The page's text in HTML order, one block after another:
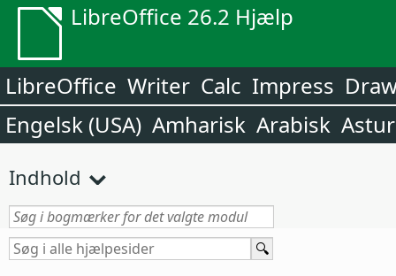
LibreOffice 26.2 Hjælp
LibreOffice Writer Calc Impress
Engelsk (USA) Amharisk Arabisk
Indhold